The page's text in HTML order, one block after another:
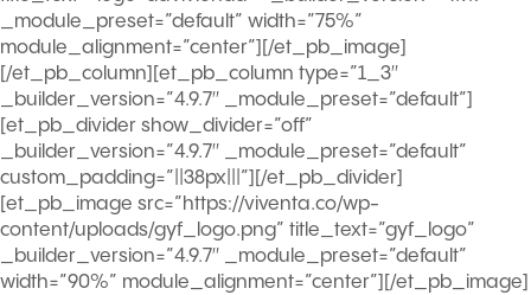
_module_preset=”default” width=”75%”
module_alignment=”center”][/et_pb_image]
[/et_pb_column][et_pb_column type=”1_3″
_builder_version=”4.9.7″ _module_preset=”default”]
[et_pb_divider show_divider=”off”
_builder_version=”4.9.7″ _module_preset=”default”
custom_padding=”||38px|||”][/et_pb_divider]
[et_pb_image src=”https://viventa.co/wp-
content/uploads/gyf_logo.png” title_text=”gyf_logo”
_builder_version=”4.9.7″ _module_preset=”default”
width=”90%” module_alignment=”center”][/et_pb_image]